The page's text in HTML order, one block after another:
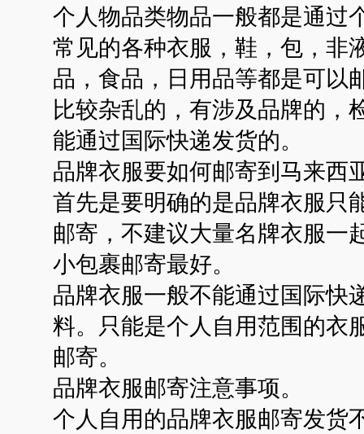
个人物品类物品一般都是通过
常见的各种衣服，鞋，包，非
品，食品，日用品等都是可以
比较杂乱的，有涉及品牌的，
能通过国际快递发货的。
品牌衣服要如何邮寄到马来西
首先是要明确的是品牌衣服只
邮寄，不建议大量名牌衣服一
小包裹邮寄最好。
品牌衣服一般不能通过国际快
料。只能是个人自用范围的衣
邮寄。
品牌衣服邮寄注意事项。
个人自用的品牌衣服邮寄发货